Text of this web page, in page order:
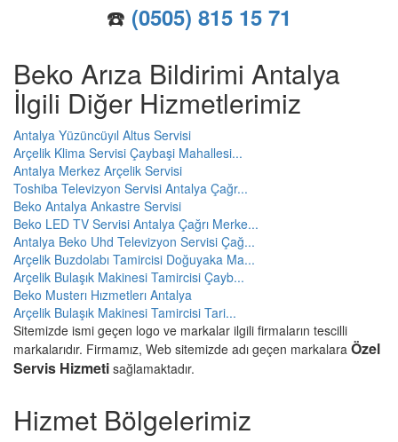
☎️ (0505) 815 15 71
Beko Arıza Bildirimi Antalya
İlgili Diğer Hizmetlerimiz
Antalya Yüzüncüyıl Altus Servisi
Arçelik Klima Servisi Çaybaşi Mahallesi...
Antalya Merkez Arçelik Servisi
Toshiba Televizyon Servisi Antalya Çağr...
Beko Antalya Ankastre Servisi
Beko LED TV Servisi Antalya Çağrı Merke...
Antalya Beko Uhd Televizyon Servisi Çağ...
Arçelik Buzdolabı Tamircisi Doğuyaka Ma...
Arçelik Bulaşık Makinesi Tamircisi Çayb...
Beko Musterı Hızmetlerı Antalya
Arçelik Bulaşık Makinesi Tamircisi Tari...
Sitemizde ismi geçen logo ve markalar ilgili firmaların tescilli
markalarıdır. Firmamız, Web sitemizde adı geçen markalara Özel
Servis Hizmeti sağlamaktadır.
Hizmet Bölgelerimiz